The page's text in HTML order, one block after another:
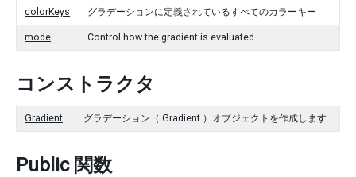
colorKeys グラデーションに定義されているすべてのカラーキー
mode Control how the gradient is evaluated.
コンストラクタ
Gradient グラデーション（ Gradient ）オブジェクトを作成します
Public 関数